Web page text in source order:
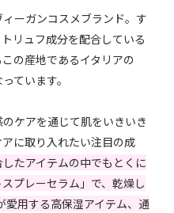
ーガンコスメブランド。す
リュフ成分を配合している
の産地であるイタリアの
ています。
ケアを通じて肌をいきいき
に取り入れたい注目の成
たアイテムの中でもとくに
プレーセラム」で、乾燥し
愛用する高保湿アイテム、通